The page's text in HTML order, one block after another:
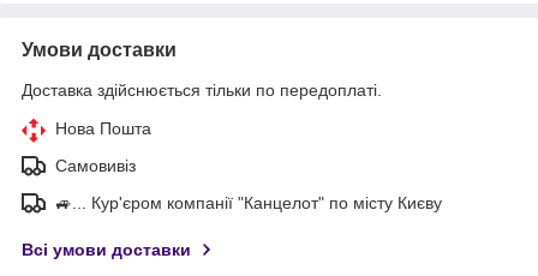
Умови доставки
Доставка здійснюється тільки по передоплаті.
Нова Пошта
Самовивіз
🚙... Кур'єром компанії "Канцелот" по місту Києву
Всі умови доставки